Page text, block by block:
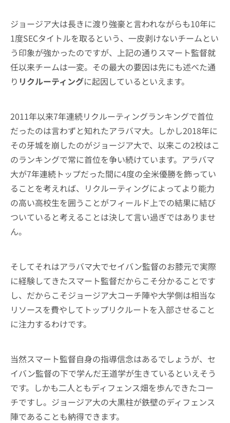
ジョージア大は長きに渡り強豪と言われながらも10年に
1度SECタイトルを取るという、一皮剥けないチームとい
う印象が強かったのですが、上記の通りスマート監督就
任以来チームは一変。その最大の要因は先にも述べた通
り リクルーティングに起因しているといえます。
2011年以来7年連続リクルーティングランキングで首位
だったのは言わずと知れたアラバマ大。しかし2018年に
その牙城を崩したのがジョージア大で、以来この2校はこ
のランキングで常に首位を争い続けています。アラバマ
大が7年連続トップだった間に4度の全米優勝を飾ってい
ることを考えれば、リクルーティングによってより能力
の高い高校生を囲うことがフィールド上での結果に結び
ついていると考えることは決して言い過ぎではありませ
ん。
そしてそれはアラバマ大でセイバン監督のお膝元で実際
に経験してきたスマート監督だからこそ分かることです
し、だからこそジョージア大コーチ陣や大学側は相当な
リソースを費やしてトップリクルートを入部させること
に注力するわけです。
当然スマート監督自身の指導信念はあるでしょうが、セ
イバン監督の下で学んだ王道学が生きているといえそう
です。しかも二人ともディフェンス畑を歩んできたコー
チですし。ジョージア大の大黒柱が鉄壁のディフェンス
陣であることも納得できます。